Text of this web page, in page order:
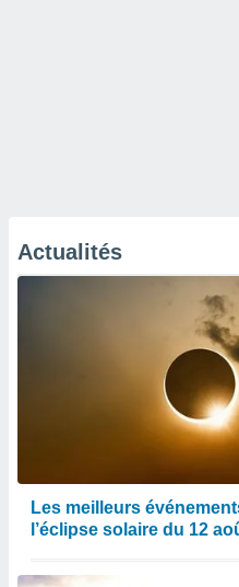
Actualités
Les meilleurs
l’éclipse solaire du 12